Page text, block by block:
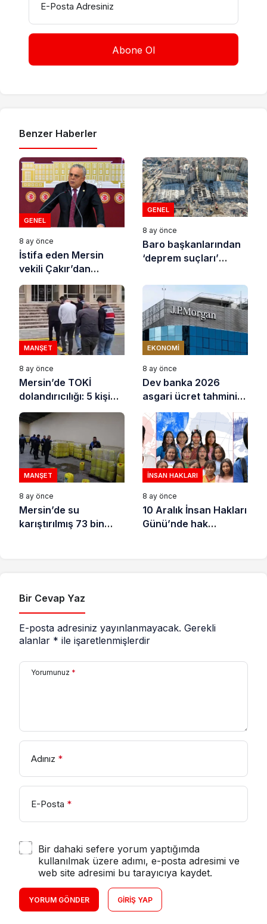
E-Posta Adresiniz
Benzer Haberler
GENEL
8 ay önce
İstifa eden Mersin
vekili Çakır’dan
açıklama: “Yörük
çocuğu, suçlanan
adamların önüne gelip
ifade vermez”
GENEL
8 ay önce
Baro başkanlarından
‘deprem suçları’
MANŞET
8 ay önce
Mersin’de TOKİ
dolandırıcılığı: 5 kişi
tutuklandı
EKONOMI
8 ay önce
Dev banka 2026
asgari ücret tahminini
açıkladı
MANŞET
8 ay önce
Mersin’de su
karıştırılmış 73 bin
İNSAN HAKLARI
8 ay önce
10 Aralık İnsan Hakları
Günü’nde hak
Bir Cevap Yaz
E-posta adresiniz yayınlanmayacak. Gerekli
alanlar * ile işaretlenmişlerdir
Yorumunuz *
Adınız *
E-Posta *
Bir dahaki sefere yorum yaptığımda
kullanılmak üzere adımı, e-posta adresimi ve
web site adresimi bu tarayıcıya kaydet.
YORUM GÖNDER GIRIŞ YAP